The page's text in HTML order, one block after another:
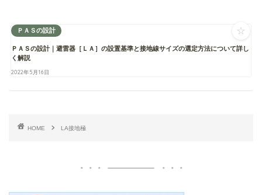
ＰＡＳの設計
ＰＡＳの設計｜避雷器［ＬＡ］の設置基準と接地線サイズの選定方法について詳し
く解説
2022年5月16日
☆
HOME LA接地極